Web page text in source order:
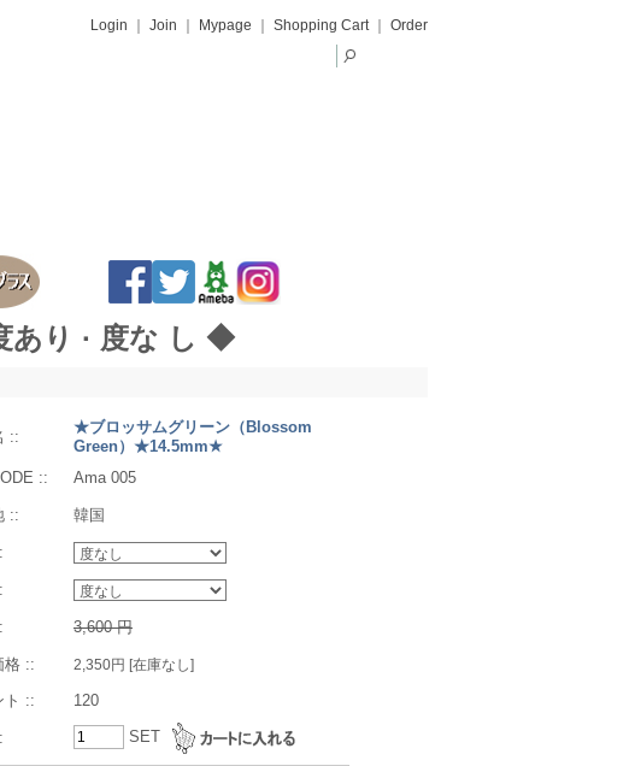
Login Join Mypage Shopping Cart｜ Order
り · 度な し ◆
::
★ブロッサムグリーン（Blossom
Green）★14.5mm★
::
Ama 005
:: 韓国
3,600 円
格 :: 2,350円 [在庫なし]
ト :: 120
SET